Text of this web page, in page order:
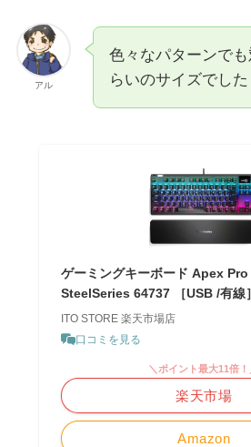
アル
色々なパターンでも
らいのサイズでした
ゲーミングキーボード Apex
SteelSeries 64737 ［USB /有線］
ITO STORE 楽天市場店
口コミを見る
Amazon
＼ポイント最大11倍！
楽天市場